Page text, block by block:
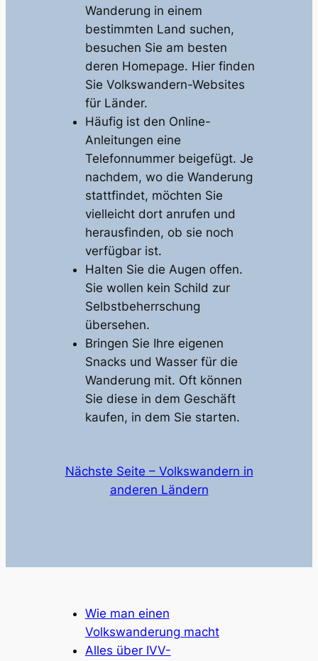
Wanderung in einem
bestimmten Land suchen,
besuchen Sie am besten
deren Homepage. Hier finden
Sie Volkswandern-Websites
für Länder.
Häufig ist den Online-
Anleitungen eine
Telefonnummer beigefügt. Je
nachdem, wo die Wanderung
stattfindet, möchten Sie
vielleicht dort anrufen und
herausfinden, ob sie noch
verfügbar ist.
Halten Sie die Augen offen.
Sie wollen kein Schild zur
Selbstbeherrschung
übersehen.
Bringen Sie Ihre eigenen
Snacks und Wasser für die
Wanderung mit. Oft können
Sie diese in dem Geschäft
kaufen, in dem Sie starten.
Nächste Seite – Volkswandern in
anderen Ländern
Wie man einen
Volkswanderung macht
Alles über IVV-